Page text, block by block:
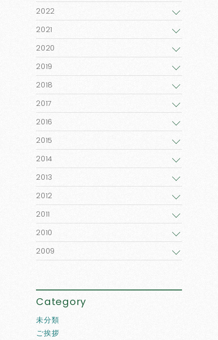
2022
2021
2020
2019
2018
2017
2016
2015
2014
2013
2012
2011
2010
2009
Category
未分類
ご挨拶